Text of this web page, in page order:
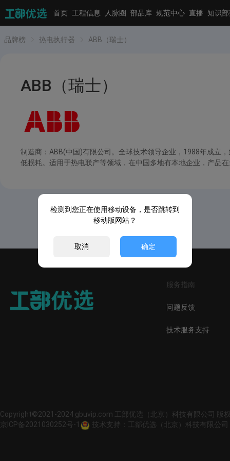
首页 工程信息 人脉圈 部品库 规范中心 直播 知识
品牌榜 热电执行器 ABB（瑞士）
ABB（瑞士）
制造商：ABB(中国)有限公司。全球技术领导企业，1988年成立
低损耗。适用于热电联产等领域，在中国多地有本地企业，产品
服务指南
问题反馈
技术服务支持
Copyright©2021-2024 gbuvip.com 工部优选（北京）科技有限公司 版
京ICP备2021030252号-1
技术支持：工部优选（北京）科技有限公司
检测到您正在使用移动设备，是否跳转到
移动版网站？
取消 确定